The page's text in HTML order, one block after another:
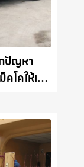
ปัญหา
โคให้เช่า